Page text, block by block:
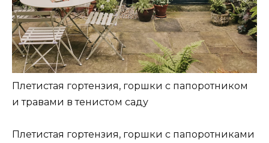
Плетистая гортензия, горшки с папоротником
и травами в тенистом саду
Плетистая гортензия, горшки с папоротниками